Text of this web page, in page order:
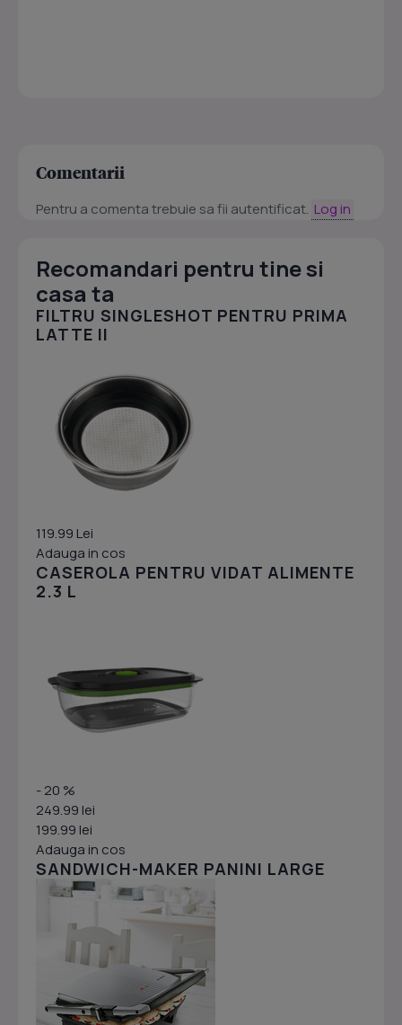
Comentarii
Pentru a comenta trebuie sa fii autentificat. Log in
Recomandari pentru tine si
casa ta
FILTRU SINGLESHOT PENTRU PRIMA
LATTE II
119.99 Lei
Adauga in cos
CASEROLA PENTRU VIDAT ALIMENTE
2.3 L
- 20 %
249.99 lei
199.99 lei
Adauga in cos
SANDWICH-MAKER PANINI LARGE